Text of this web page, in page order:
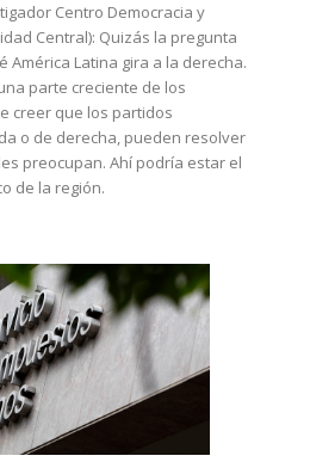
Centro Democracia y
Central): Quizás la pregunta
América Latina gira a la derecha.
parte creciente de los
creer que los partidos
o de derecha, pueden resolver
preocupan. Ahí podría estar el
de la región.